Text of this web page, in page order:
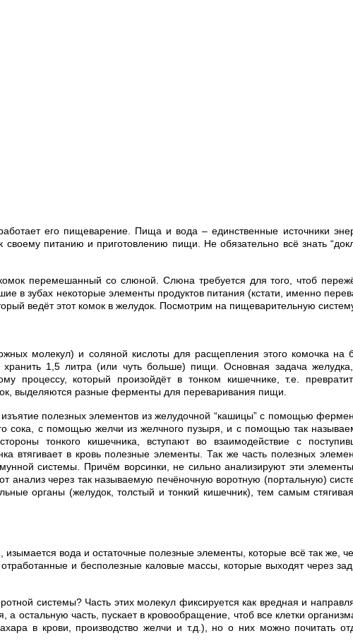
его пищеварение. Пища и вода – единственные источники
питанию и приготовлению пищи. Не обязательно всё знать
перемешанный со слюной. Слюна требуется для того, чтоб
в зубах некоторые элементы продуктов питания (кстати, именно
ведёт этот комок в желудок. Посмотрим на пищеварительную
молекул) и соляной кислоты для расщепления этого комочка на
1 ,5 литра (или чуть больше) пищи. Основная задача
процессу, который произойдёт в тонком кишечнике, т.е.
выделяются разные ферменты для переваривания пищи.
полезных элементов из желудочной “кашицы” с помощью
сока, с помощью желчи из желчного пузыря, и с помощью так
тонкого кишечника, вступают во взаимодействие с
втягивает в кровь полезные элементы. Так же часть полезных
системы. Причём ворсинки, не сильно анализируют эти
анализ через так называемую печёночную воротную (портальную)
органы (желудок, толстый и тонкий кишечник), тем самым
вода и остаточные полезные элементы, которые всё так же,
и бесполезные каловые массы, которые выходят через
системы? Часть этих молекул фиксируется как вредная и
остальную часть, пускает в кровообращение, чтоб все клетки
в крови, производство желчи и т.д.), но о них можно почитать